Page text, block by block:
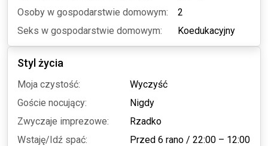
Osoby w gospodarstwie domowym:
2
Seks w gospodarstwie domowym:
Koedukacyjny
Styl życia
Moja czystość:
Wyczyść
Goście nocujący:
Nigdy
Zwyczaje imprezowe:
Rzadko
Wstaję/Idź spać:
Przed 6 rano / 22:00 – 12:00